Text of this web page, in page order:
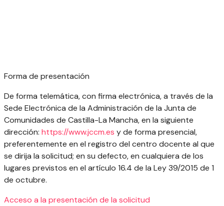
Forma de presentación
De forma telemática, con firma electrónica, a través de la
Sede Electrónica de la Administración de la Junta de
Comunidades de Castilla-La Mancha, en la siguiente
dirección: https://www.jccm.es y de forma presencial,
preferentemente en el registro del centro docente al que
se dirija la solicitud; en su defecto, en cualquiera de los
lugares previstos en el artículo 16.4 de la Ley 39/2015 de 1
de octubre.
Acceso a la presentación de la solicitud